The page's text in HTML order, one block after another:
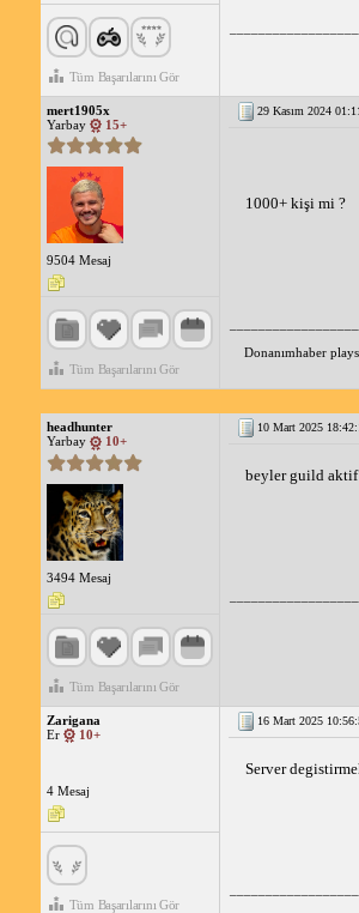
Tüm Başarılarını Gör
mert1905x
Yarbay
15+
9504 Mesaj
Tüm Başarılarını Gör
29 Kasım 2024
1000+ kişi mi ?
Donanımhaber
headhunter
Yarbay
10+
3494 Mesaj
Tüm Başarılarını Gör
10 Mart 2025
beyler guild
Zarigana
Er
10+
4 Mesaj
Tüm Başarılarını Gör
16 Mart 2025
Server